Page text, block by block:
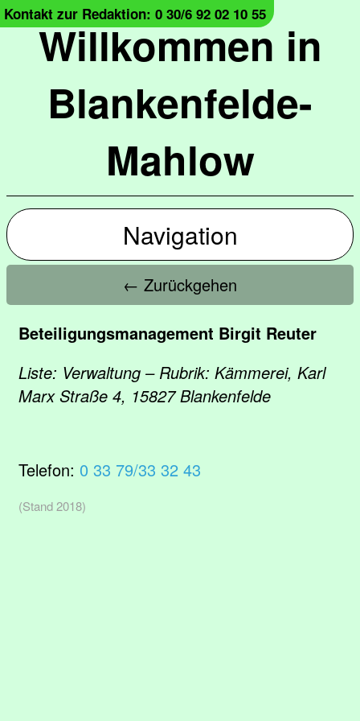
Willkommen in
Blankenfelde-
Mahlow
Kontakt zur Redaktion: 0 30/6 92 02 10 55
Navigation
← Zurückgehen
Beteiligungsmanagement Birgit Reuter
Liste: Verwaltung – Rubrik: Kämmerei, Karl
Marx Straße 4, 15827 Blankenfelde
Telefon: 0 33 79/33 32 43
(Stand 2018)